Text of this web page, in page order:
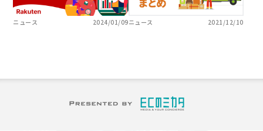
ニュース 2024/01/09ニュース 2021/12/10